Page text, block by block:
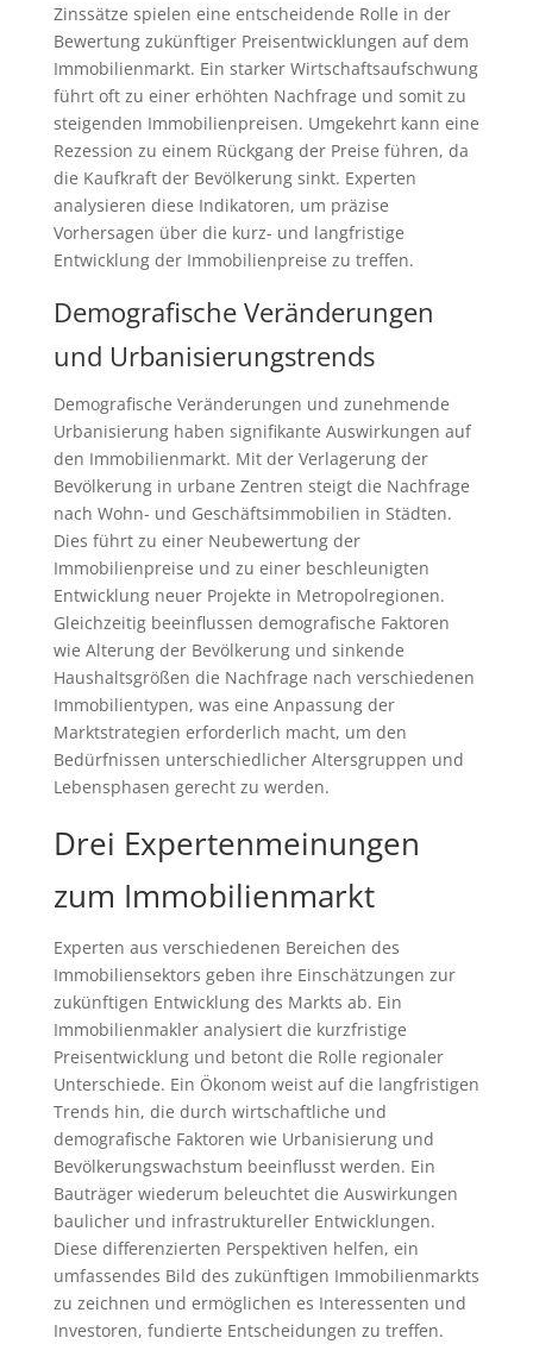
Zinssätze spielen eine entscheidende Rolle in der
Bewertung zukünftiger Preisentwicklungen auf dem
Immobilienmarkt. Ein starker Wirtschaftsaufschwung
führt oft zu einer erhöhten Nachfrage und somit zu
steigenden Immobilienpreisen. Umgekehrt kann eine
Rezession zu einem Rückgang der Preise führen, da
die Kaufkraft der Bevölkerung sinkt. Experten
analysieren diese Indikatoren, um präzise
Vorhersagen über die kurz- und langfristige
Entwicklung der Immobilienpreise zu treffen.
Demografische Veränderungen
und Urbanisierungstrends
Demografische Veränderungen und zunehmende
Urbanisierung haben signifikante Auswirkungen auf
den Immobilienmarkt. Mit der Verlagerung der
Bevölkerung in urbane Zentren steigt die Nachfrage
nach Wohn- und Geschäftsimmobilien in Städten.
Dies führt zu einer Neubewertung der
Immobilienpreise und zu einer beschleunigten
Entwicklung neuer Projekte in Metropolregionen.
Gleichzeitig beeinflussen demografische Faktoren
wie Alterung der Bevölkerung und sinkende
Haushaltsgrößen die Nachfrage nach verschiedenen
Immobilientypen, was eine Anpassung der
Marktstrategien erforderlich macht, um den
Bedürfnissen unterschiedlicher Altersgruppen und
Lebensphasen gerecht zu werden.
Drei Expertenmeinungen
zum Immobilienmarkt
Experten aus verschiedenen Bereichen des
Immobiliensektors geben ihre Einschätzungen zur
zukünftigen Entwicklung des Markts ab. Ein
Immobilienmakler analysiert die kurzfristige
Preisentwicklung und betont die Rolle regionaler
Unterschiede. Ein Ökonom weist auf die langfristigen
Trends hin, die durch wirtschaftliche und
demografische Faktoren wie Urbanisierung und
Bevölkerungswachstum beeinflusst werden. Ein
Bauträger wiederum beleuchtet die Auswirkungen
baulicher und infrastruktureller Entwicklungen.
Diese differenzierten Perspektiven helfen, ein
umfassendes Bild des zukünftigen Immobilienmarkts
zu zeichnen und ermöglichen es Interessenten und
Investoren, fundierte Entscheidungen zu treffen.